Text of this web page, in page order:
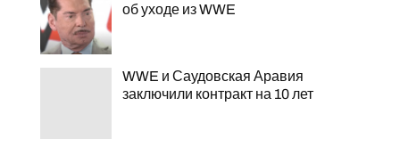
об уходе из WWE
WWE и Саудовская Аравия
заключили контракт на 10 лет